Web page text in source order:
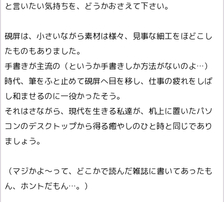
と言いたい気持ちを、どうかおさえて下さい。
硯屏は、小さいながら素材は様々、見事な細工をほどこし
たものもありました。
手書きが主流の（というか手書きしか方法がないのよ…）
時代、筆をふと止めて硯屏へ目を移し、仕事の疲れをしば
し和ませるのに一役かったそう。
それはさながら、現代を生きる私達が、机上に置いたパソ
コンのデスクトップから得る癒やしのひと時と同じであり
ましょう。
（マジかよ～って、どこかで読んだ雑誌に書いてあったも
ん、ホントだもん…。）